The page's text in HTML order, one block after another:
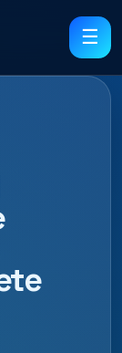
☰